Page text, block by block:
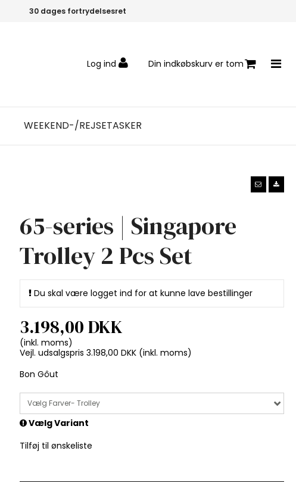
30 dages fortrydelsesret
Log ind Din indkøbskurv er tom
WEEKEND-/REJSETASKER
65-series | Singapore
Trolley 2 Pcs Set
Du skal være logget ind for at kunne lave bestillinger
3.198,00 DKK
(inkl. moms)
Vejl. udsalgspris 3.198,00 DKK (inkl. moms)
Bon Gôut
Vælg Farver- Trolley
Vælg Variant
Tilføj til ønskeliste